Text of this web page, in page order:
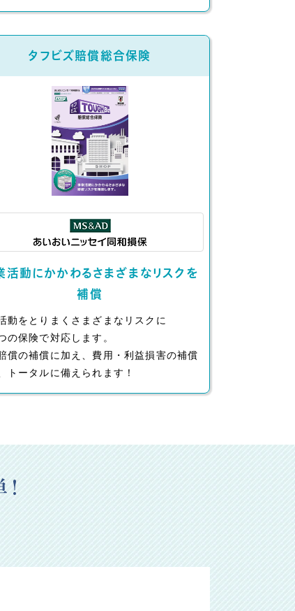
タフビズ賠償総合保険
活動にかかわるさまざまなリスクを
補償
動をとりまくさまざまなリスクに
の保険で対応します。
償の補償に加え、費用・利益損害の補償
トータルに備えられます！